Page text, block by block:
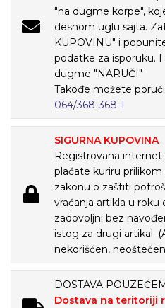
"na dugme korpe",
desnom uglu sajta.
KUPOVINU" i
podatke za isporuku.
dugme "NARUČI"
Takođe možete
064/368-368-1
SIGURNA KUPOVINA
Registrovana internet
plaćate kuriru
zakonu o zaštiti
vraćanja artikla u roku
zadovoljni bez
istog za drugi artikal.
nekorišćen,
DOSTAVA
Dostava na teritoriji